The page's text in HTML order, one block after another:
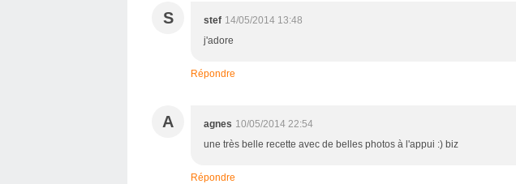
S stef 14/05/2014 13:48
j'adore
Répondre
A agnes 10/05/2014 22:54
une très belle recette avec de belles photos à l'appui :) biz
Répondre